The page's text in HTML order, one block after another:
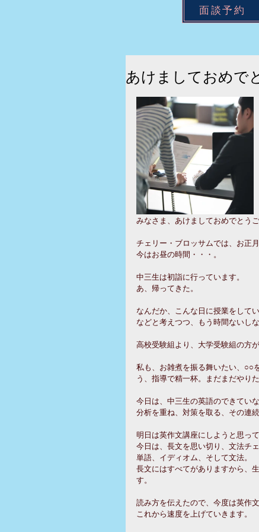
面談予約
あけましておめで
みなさま、あけましておめでとうご
チェリー・ブロッサムでは、お正
今はお昼の時間・・・。
中三生は初詣に行っています。
あ、帰ってきた。
なんだか、こんな日に授業をして
などと考えつつ、もう時間ないし
高校受験組より、大学受験組の方
私も、お雑煮を振る舞いたい、○○
う、指導で精一杯。まだまだやり
今日は、中三生の英語のできてい
分析を重ね、対策を取る、その連続
明日は英作文講座にしようと思って
今日は、長文を思い切り、文法チ
単語、イディオム、そして文法。
長文にはすべてがありますから、
す。
読み方を伝えたので、今度は英作
これから速度を上げていきます。